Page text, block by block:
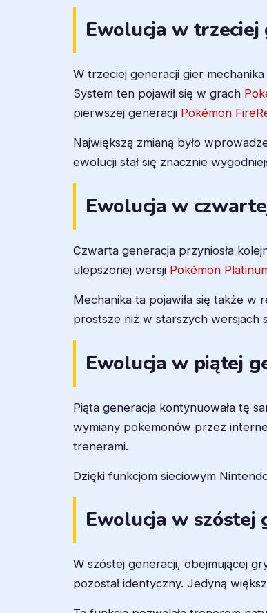
Ewolucja w trzeciej
W trzeciej generacji gier
System ten pojawił się w grach
pierwszej generacji Pokémon
Największą zmianą było
ewolucji stał się znacznie
Ewolucja w
Czwarta generacja przyniosła
ulepszonej wersji Pokémon
Mechanika ta pojawiła się także w
prostsze niż w starszych wersjach
Ewolucja w piątej
Piąta generacja kontynuowała tę
wymiany pokemonów przez
trenerami.
Dzięki funkcjom sieciowym
Ewolucja w szóstej
W szóstej generacji, obejmującej
pozostał identyczny. Jedyną